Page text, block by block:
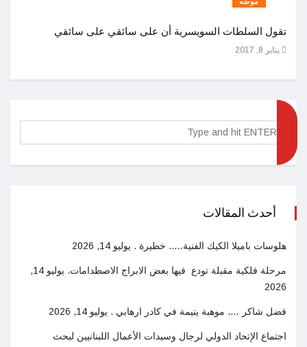
تقول السلطات السويسرية أن على سائقي على سائقي
يناير 8, 2017
أحدث المقالات
هلوسات باميلا الكيك الفنية….. خطيرة . يوليو 14, 2026
مرحلة فلكية مقبلة تودع فيها بعض الابراج الاصطدامات.
يوليو 14,
2026
فضل شاكر …. موهبة يتيمة في كادر ارهابي . يوليو 14, 2026
اجتماع الإتحاد الدولي لرجال وسيدات الأعمال اللبنانيين لبحث